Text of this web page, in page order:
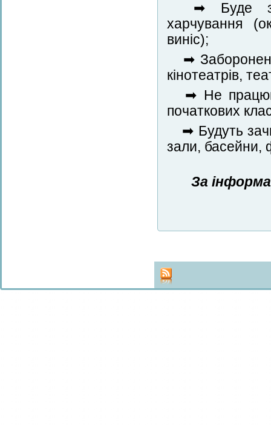
➡ Буде
харчування
виніс);
➡
кінотеатрів,
➡ Не
початкових
➡ Будуть
зали, басейни,
За